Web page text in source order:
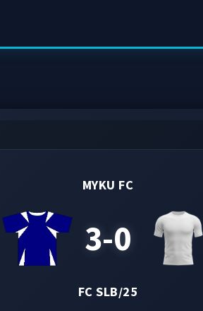
MYKU FC
3-0
FC SLB/25